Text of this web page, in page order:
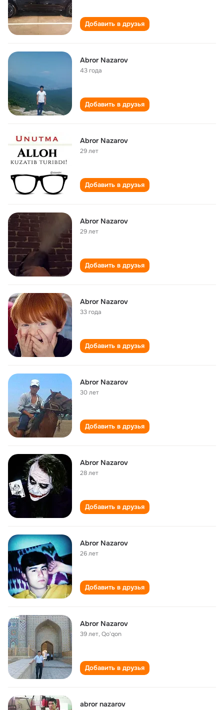
Добавить в друзья
Abror Nazarov
43 года
Добавить в друзья
Abror Nazarov
29 лет
Добавить в друзья
Abror Nazarov
29 лет
Добавить в друзья
Abror Nazarov
33 года
Добавить в друзья
Abror Nazarov
30 лет
Добавить в друзья
Abror Nazarov
28 лет
Добавить в друзья
Abror Nazarov
26 лет
Добавить в друзья
Abror Nazarov
39 лет,Qo'qon
Добавить в друзья
abror nazarov